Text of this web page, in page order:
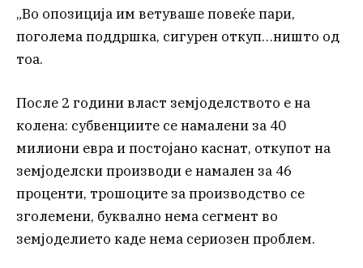
„Во опозиција им ветуваше повеќе пари,
поголема поддршка, сигурен откуп…ништо од
тоа.
После 2 години власт земјоделството е на
колена: субвенциите се намалени за 40
милиони евра и постојано каснат, откупот на
земјоделски производи е намален за 46
проценти, трошоците за производство се
зголемени, буквално нема сегмент во
земјоделието каде нема сериозен проблем.